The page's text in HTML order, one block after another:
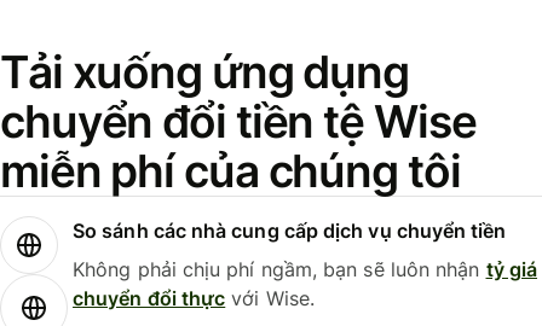
Tải xuống ứng dụng
chuyển đổi tiền tệ Wise
miễn phí của chúng tôi
So sánh các nhà cung cấp dịch vụ chuyển tiền
Không phải chịu phí ngầm, bạn sẽ luôn nhận tỷ giá
chuyển đổi thực với Wise.